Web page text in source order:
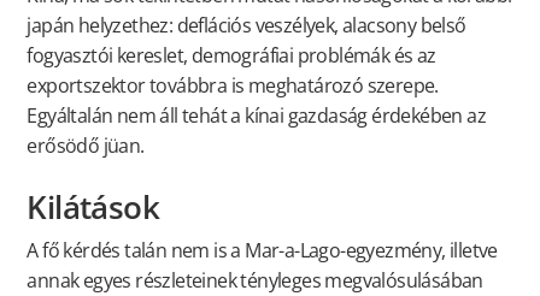
japán helyzethez: deflációs veszélyek, alacsony belső
fogyasztói kereslet, demográfiai problémák és az
exportszektor továbbra is meghatározó szerepe.
Egyáltalán nem áll tehát a kínai gazdaság érdekében az
erősödő jüan.
Kilátások
A fő kérdés talán nem is a Mar-a-Lago-egyezmény, illetve
annak egyes részleteinek tényleges megvalósulásában